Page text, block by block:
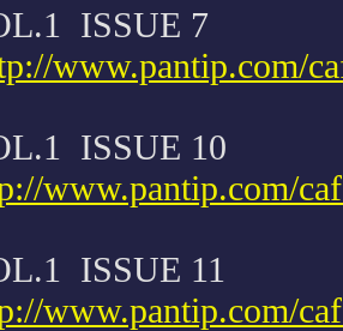
ISSUE 7
www.pantip.com/
ISSUE 10
www.pantip.com/
ISSUE 11
www.pantip.com/